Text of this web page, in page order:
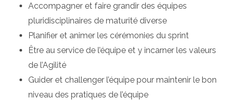
Accompagner et faire grandir des équipes
pluridisciplinaires de maturité diverse
Planifier et animer les cérémonies du sprint
Être au service de l’équipe et y incarner les valeurs
de l’Agilité
Guider et challenger l’équipe pour maintenir le bon
niveau des pratiques de l’équipe